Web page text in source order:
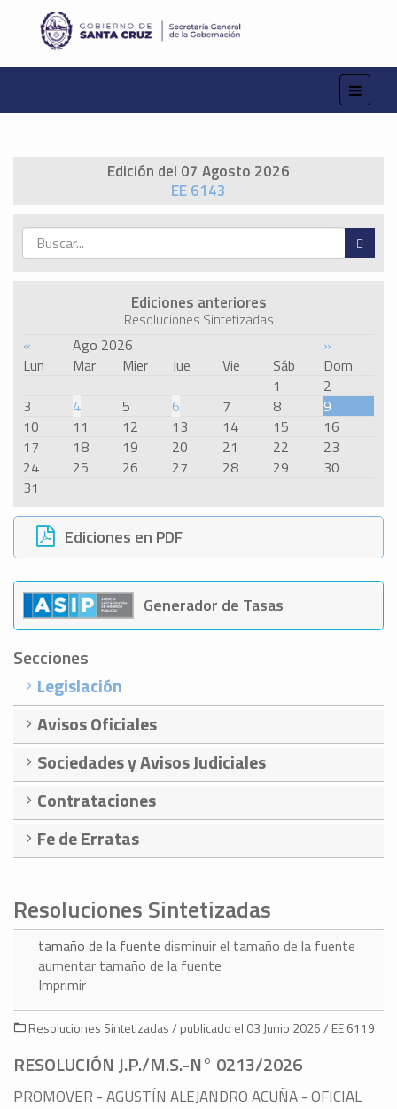
Edición del 07 Agosto 2026
EE 6143
Ediciones anteriores
Resoluciones Sintetizadas
« Ago 2026
»
Lun
Mar Mier Jue Vie Sáb
Dom
1
2
3
4 5 6 7 8
9
10
11 12 13 14 15
16
17
18 19 20 21 22
23
24
25 26 27 28 29
30
31
Ediciones en PDF
Generador de Tasas
Secciones
Legislación
Avisos Oficiales
Sociedades y Avisos Judiciales
Contrataciones
Fe de Erratas
Resoluciones Sintetizadas
tamaño de la fuente disminuir el tamaño de la fuente
aumentar tamaño de la fuente
Imprimir
Resoluciones Sintetizadas / publicado el 03 Junio 2026 / EE 6119
RESOLUCIÓN J.P./M.S.-N° 0213/2026
PROMOVER - AGUSTÍN ALEJANDRO ACUÑA - OFICIAL